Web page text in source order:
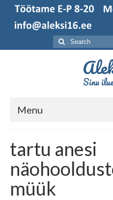
Search
for:
Sinu
Menu
Broneerimine
tartu anesi
müük